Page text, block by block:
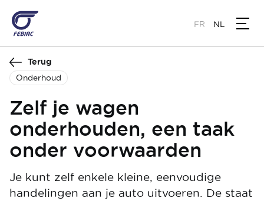
naar
de
inhoud
gaan
FR NL
Terug
Onderhoud
Zelf je wagen
onderhouden, een taak
onder voorwaarden
Je kunt zelf enkele kleine, eenvoudige
handelingen aan je auto uitvoeren. De staat